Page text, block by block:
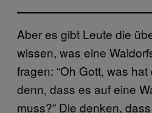
Aber es gibt Leute die
wissen, was eine
fragen: “Oh Gott, was
denn, dass es auf eine
muss?” Die denken,